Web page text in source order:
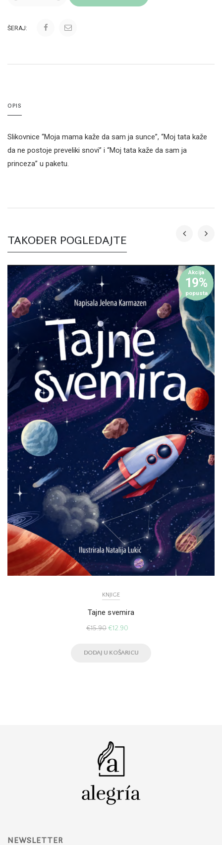
ŠERAJ:
OPIS
Slikovnice “Moja mama kaže da sam ja sunce”, “Moj tata kaže
da ne postoje preveliki snovi” i “Moj tata kaže da sam ja
princeza” u paketu.
TAKOĐER POGLEDAJTE
Akcija
19%
popusta
KNJIGE
Tajne svemira
€15.90€12.90
DODAJ U KOŠARICU
NEWSLETTER